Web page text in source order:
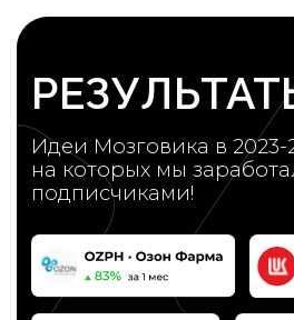
Обоснование идей
Регулярные инвестидеи
Читать подробнее →
Максимум пользы – минимум
времени